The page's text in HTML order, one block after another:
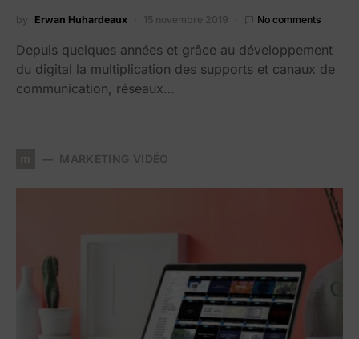
by Erwan Huhardeaux 15 novembre 2019 No comments
Depuis quelques années et grâce au développement
du digital la multiplication des supports et canaux de
communication, réseaux…
MARKETING VIDÉO